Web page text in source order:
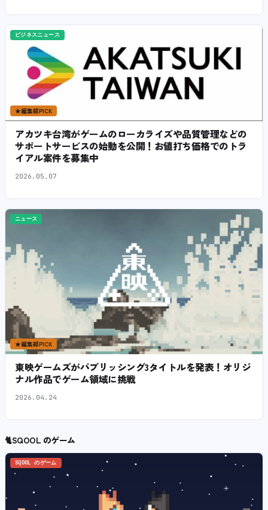
ビジネスニュース
★編集部PICK
アカツキ台湾がゲームのローカライズや品質管理などの
サポートサービスの始動を公開！お値打ち価格でのトラ
イアル案件を募集中
2026.05.07
ニュース
★編集部PICK
東映ゲームズがパブリッシング3タイトルを発表！オリジ
ナル作品でゲーム領域に挑戦
2026.04.24
🐈SQOOL のゲーム
SQOOL のゲーム